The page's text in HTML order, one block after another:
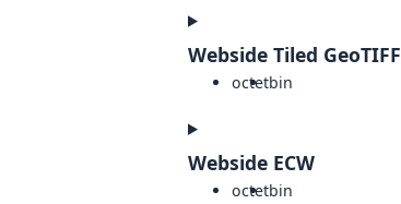
Webside Tiled GeoTIFF
octetbin
Webside ECW
octetbin